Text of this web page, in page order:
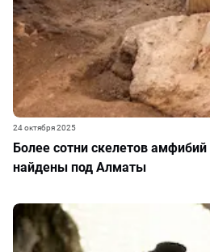
Более сотни скелетов
найдены под Алматы
24 октября 2025